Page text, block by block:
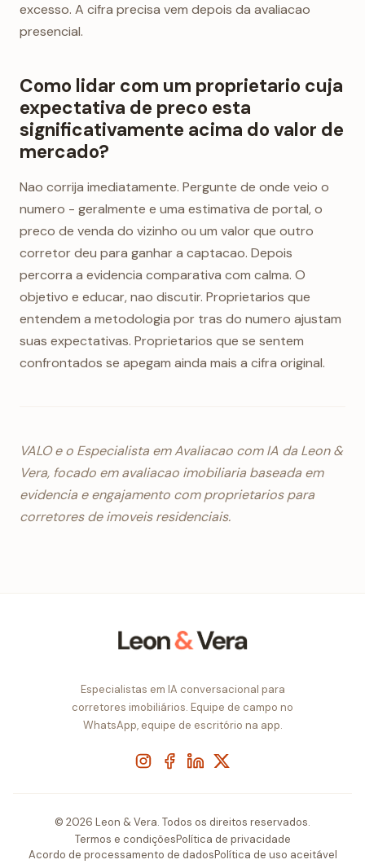
excesso. A cifra precisa vem depois da avaliacao
presencial.
Como lidar com um proprietario cuja
expectativa de preco esta
significativamente acima do valor de
mercado?
Nao corrija imediatamente. Pergunte de onde veio o
numero - geralmente e uma estimativa de portal, o
preco de venda do vizinho ou um valor que outro
corretor deu para ganhar a captacao. Depois
percorra a evidencia comparativa com calma. O
objetivo e educar, nao discutir. Proprietarios que
entendem a metodologia por tras do numero ajustam
suas expectativas. Proprietarios que se sentem
confrontados se apegam ainda mais a cifra original.
VALO e o Especialista em Avaliacao com IA da Leon &
Vera, focado em avaliacao imobiliaria baseada em
evidencia e engajamento com proprietarios para
corretores de imoveis residenciais.
Especialistas em IA conversacional para
corretores imobiliários. Equipe de campo no
WhatsApp, equipe de escritório na app.
Instagram
Facebook
LinkedIn
X
© 2026 Leon & Vera. Todos os direitos reservados.
Termos e condiçõesPolítica de privacidade
Acordo de processamento de dadosPolítica de uso aceitável